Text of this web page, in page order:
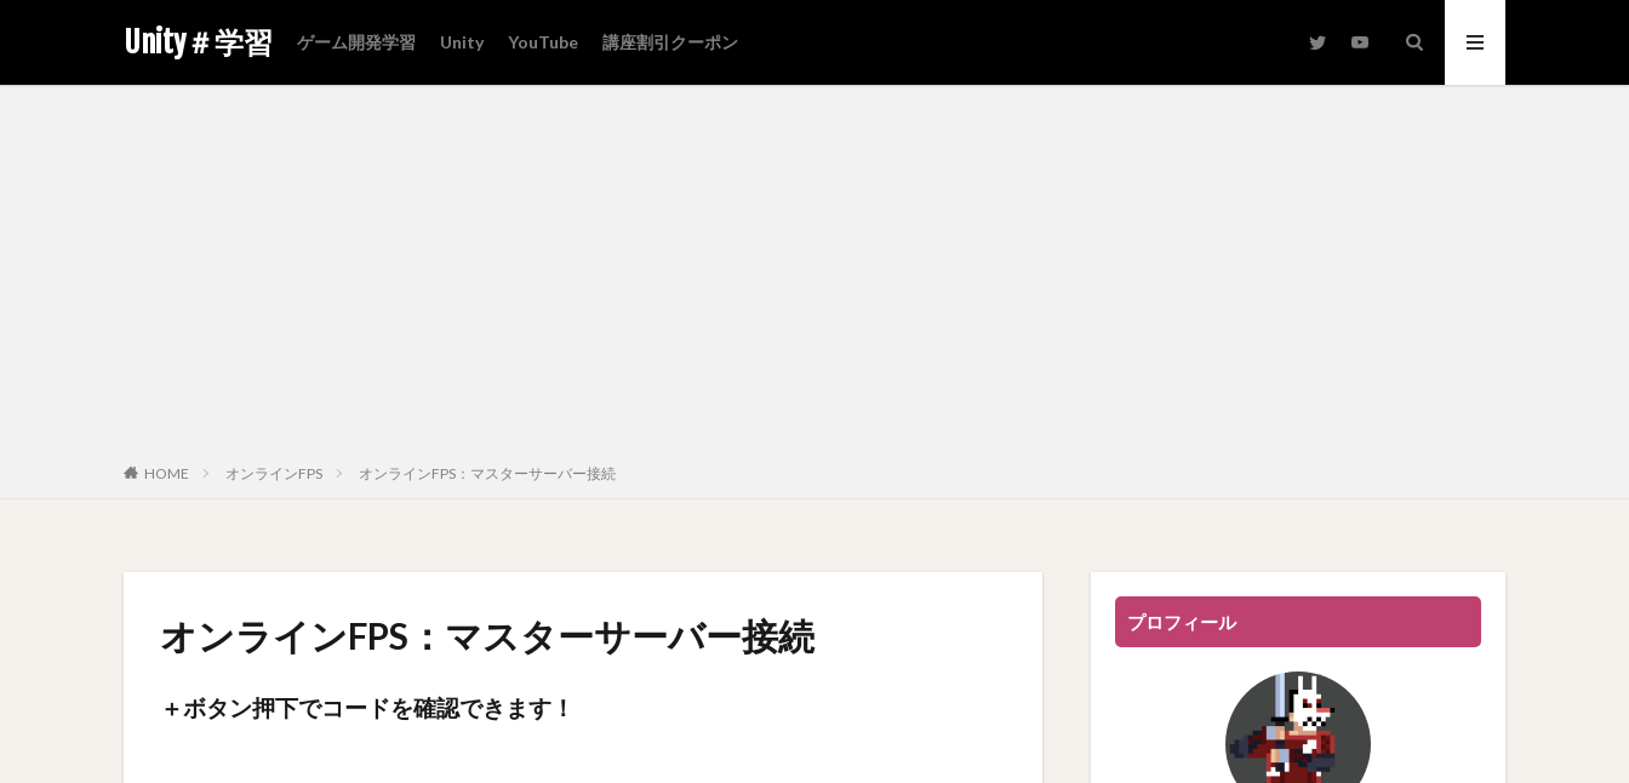
Unity＃学習 ゲーム開発学習 Unity YouTube 講座割引クーポン
HOME オンラインFPS オンラインFPS：マスターサーバー接続
オンラインFPS：マスターサーバー接続
＋ボタン押下でコードを確認できます！
プロフィール